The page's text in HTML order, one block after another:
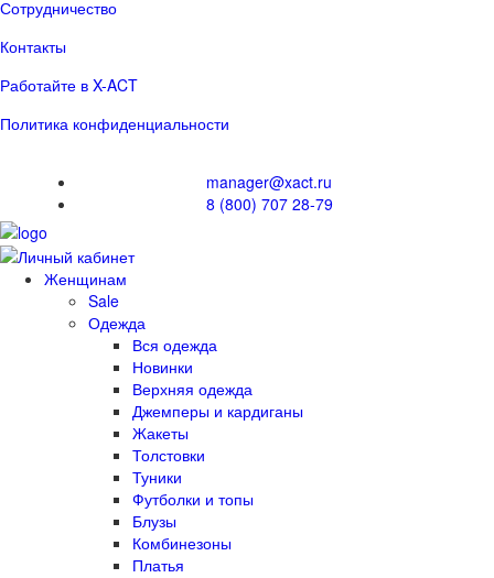
Сотрудничество
Контакты
Работайте в X-ACT
Политика конфиденциальности
manager@xact.ru
8 (800) 707 28-79
Женщинам
Sale
Одежда
Вся одежда
Новинки
Верхняя одежда
Джемперы и кардиганы
Жакеты
Толстовки
Туники
Футболки и топы
Блузы
Комбинезоны
Платья